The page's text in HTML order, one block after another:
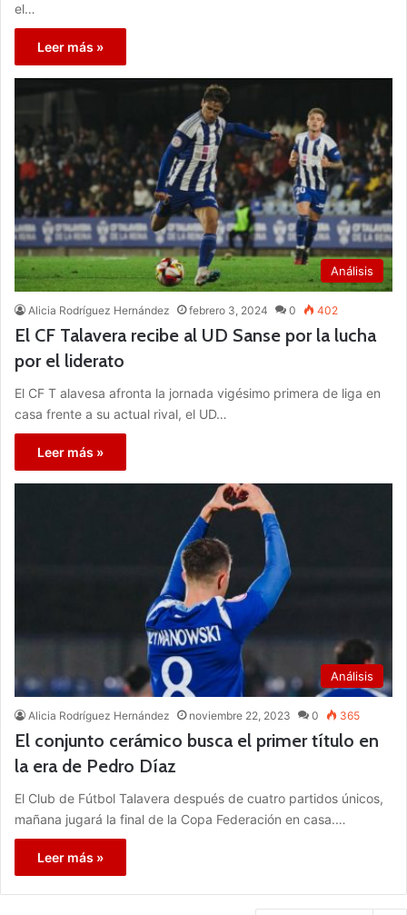
el…
Leer más »
Análisis
Alicia Rodríguez Hernández febrero 3, 2024 0 402
El CF Talavera recibe al UD Sanse por la lucha
por el liderato
El CF T alavesa afronta la jornada vigésimo primera de liga en
casa frente a su actual rival, el UD…
Leer más »
Análisis
Alicia Rodríguez Hernández noviembre 22, 2023 0 365
El conjunto cerámico busca el primer título en
la era de Pedro Díaz
El Club de Fútbol Talavera después de cuatro partidos únicos,
mañana jugará la final de la Copa Federación en casa.…
Leer más »